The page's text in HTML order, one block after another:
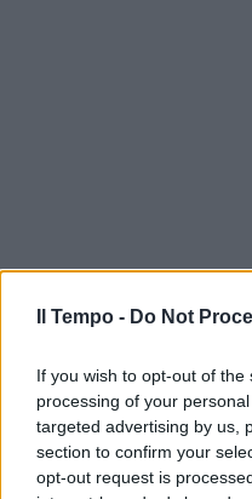
Il Tempo - Do Not
If you wish to opt-out of
processing of your
targeted advertising by us,
section to confirm your
opt-out request is